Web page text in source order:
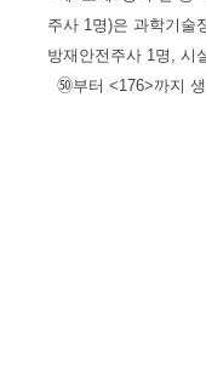
주사 1명)은 과학기술
방재안전주사 1명, 시
㊿부터 <176>까지